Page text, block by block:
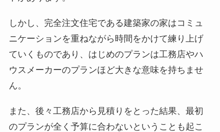
しかし、完全注文住宅である建築家の家はコミュ
ニケーションを重ねながら時間をかけて練り上げ
ていくものであり、はじめのプランは工務店やハ
ウスメーカーのプランほど大きな意味を持ちませ
ん。
また、後々工務店から見積りをとった結果、最初
のプランが全く予算に合わないということも起こ